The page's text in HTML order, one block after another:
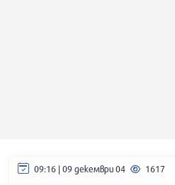
09:16 | 09 декември 04 1617